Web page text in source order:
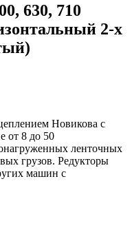
630, 710
2-х
Новикова с
от 8 до 50
ленточных
грузов. Редукторы
машин с